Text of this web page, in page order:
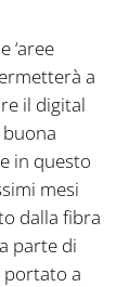
‘aree
a
il digital
in questo
mesi
dalla fibra
parte di
portato a